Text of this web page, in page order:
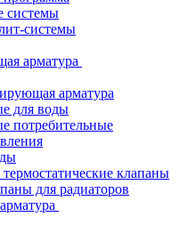
системы
системы
арматура
арматура
для воды
потребительные
клапаны
для радиаторов